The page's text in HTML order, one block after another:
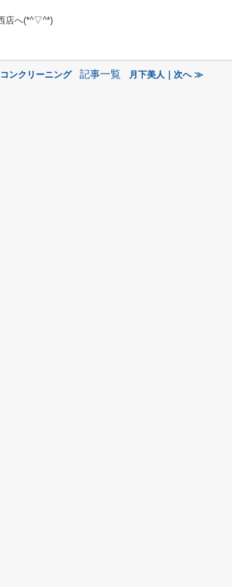
店へ(*^▽^*)
ンクリーニング 記事一覧 月下美人｜次へ ≫